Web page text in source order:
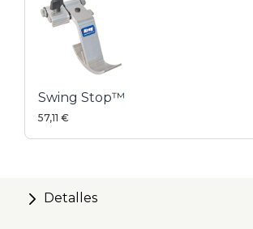
Swing Stop™
57,11 €
Detalles